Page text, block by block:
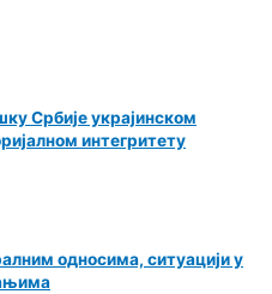
Србије украјинском
интегритету
односима, ситуацији у